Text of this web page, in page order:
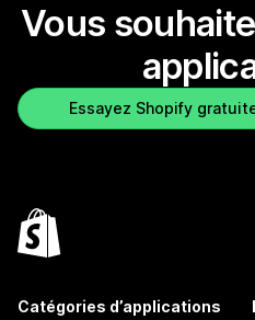
Vous
Essayez Shopify
Catégories d’applications